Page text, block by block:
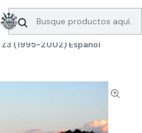
INFORMACIÓN AUTOMOTRIZ
de taller BMW
Z3 (1995-2002) Español